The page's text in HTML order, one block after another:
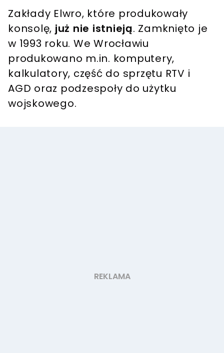
Zakłady Elwro, które produkowały
konsolę, już nie istnieją. Zamknięto je
w 1993 roku. We Wrocławiu
produkowano m.in. komputery,
kalkulatory, część do sprzętu RTV i
AGD oraz podzespoły do użytku
wojskowego.